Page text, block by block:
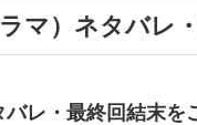
マ）ネタバレ
バレ・最終回結末を